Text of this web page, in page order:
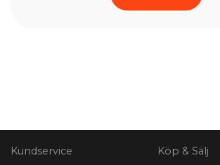
Kundservice
Köp & Sälj